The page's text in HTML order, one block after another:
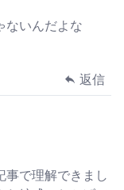
ないんだよな
返信
事で理解できまし